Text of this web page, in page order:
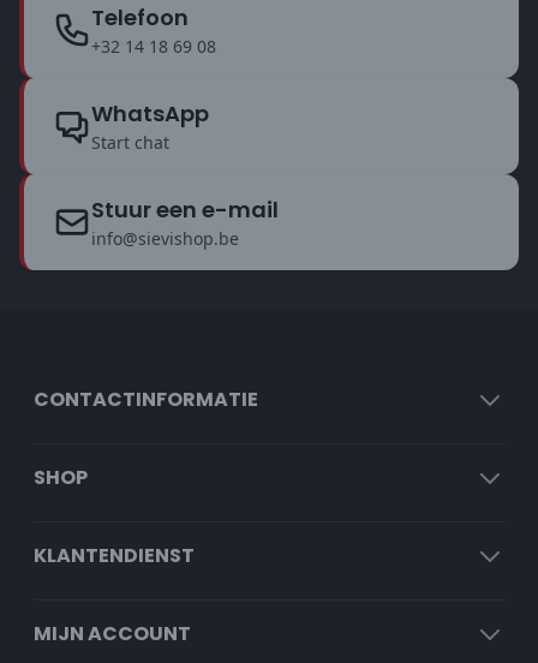
Telefoon
+32 14 18 69 08
WhatsApp
Start chat
Stuur een e-mail
info@sievishop.be
CONTACTINFORMATIE
SHOP
KLANTENDIENST
MIJN ACCOUNT